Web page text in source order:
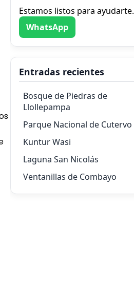
Estamos listos para ayudarte.
WhatsApp
Entradas recientes
Bosque de Piedras de
Llollepampa
Parque Nacional de Cutervo
Kuntur Wasi
Laguna San Nicolás
Ventanillas de Combayo